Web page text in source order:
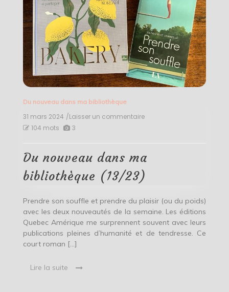
Du nouveau dans ma bibliothèque
31 mars 2024 /Laisser un commentaireon
ma
bibliothèque
(13/23)
104 mots 3
Du nouveau dans ma
bibliothèque (13/23)
Prendre son souffle et prendre du plaisir (ou du poids)
avec les deux nouveautés de la semaine. Les éditions
Quebec Amérique me surprennent souvent avec leurs
publications pleines d’humanité et de tendresse. Ce
court roman […]
Lire la suite